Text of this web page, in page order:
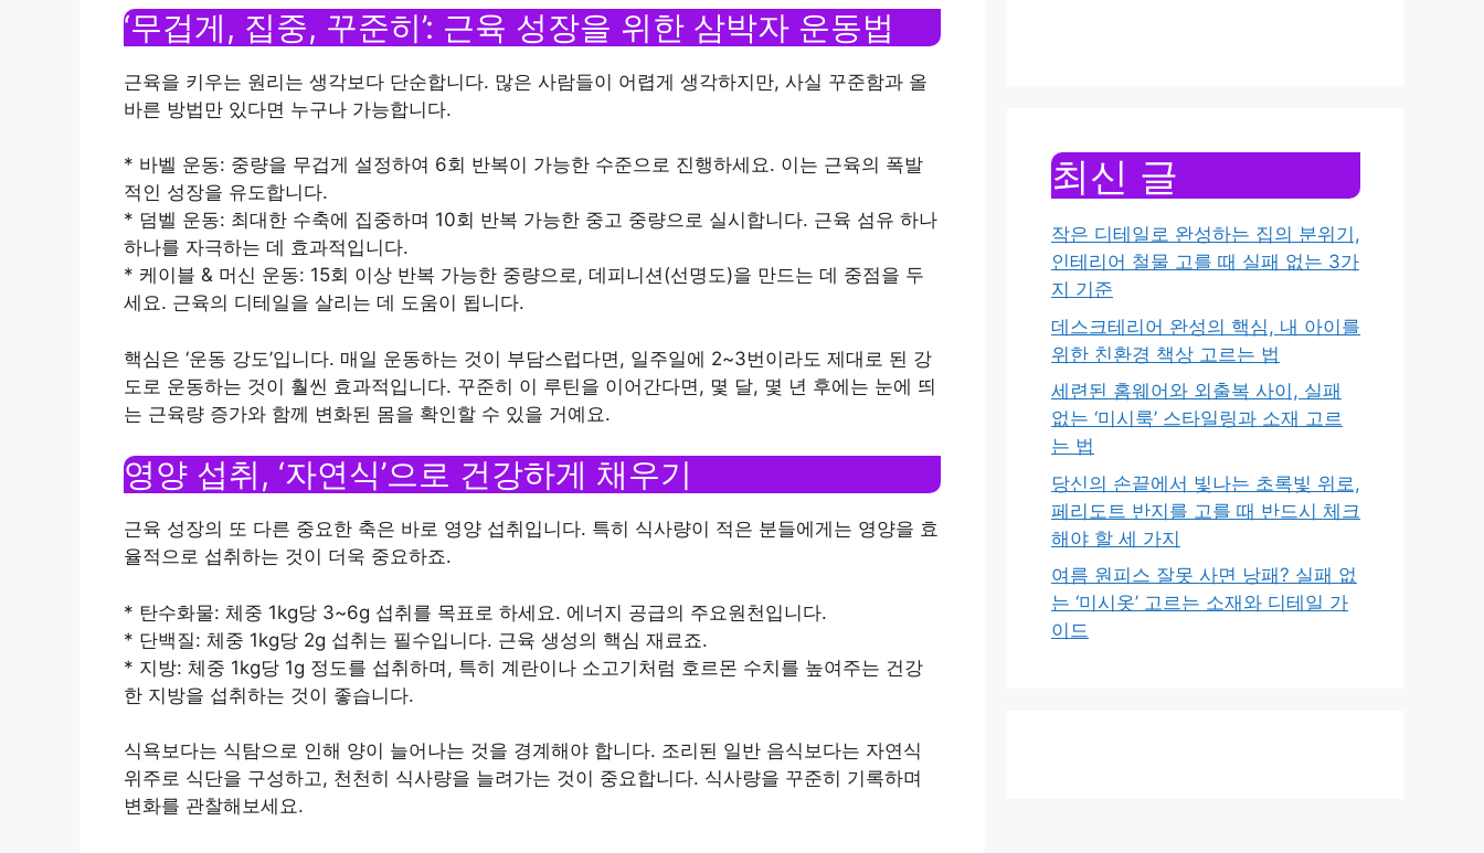
‘무겁게, 집중, 꾸준히’: 근육 성장을 위한 삼박자 운동법
근육을 키우는 원리는 생각보다 단순합니다. 많은 사람들이 어렵게 생각하지만, 사실 꾸준함과 올
바른 방법만 있다면 누구나 가능합니다.
* 바벨 운동: 중량을 무겁게 설정하여 6회 반복이 가능한 수준으로 진행하세요. 이는 근육의 폭발
적인 성장을 유도합니다.
* 덤벨 운동: 최대한 수축에 집중하며 10회 반복 가능한 중고 중량으로 실시합니다. 근육 섬유 하나
하나를 자극하는 데 효과적입니다.
* 케이블 & 머신 운동: 15회 이상 반복 가능한 중량으로, 데피니션(선명도)을 만드는 데 중점을 두
세요. 근육의 디테일을 살리는 데 도움이 됩니다.
핵심은 ‘운동 강도’입니다. 매일 운동하는 것이 부담스럽다면, 일주일에 2~3번이라도 제대로 된 강
도로 운동하는 것이 훨씬 효과적입니다. 꾸준히 이 루틴을 이어간다면, 몇 달, 몇 년 후에는 눈에 띄
는 근육량 증가와 함께 변화된 몸을 확인할 수 있을 거예요.
영양 섭취, ‘자연식’으로 건강하게 채우기
근육 성장의 또 다른 중요한 축은 바로 영양 섭취입니다. 특히 식사량이 적은 분들에게는 영양을 효
율적으로 섭취하는 것이 더욱 중요하죠.
* 탄수화물: 체중 1kg당 3~6g 섭취를 목표로 하세요. 에너지 공급의 주요원천입니다.
* 단백질: 체중 1kg당 2g 섭취는 필수입니다. 근육 생성의 핵심 재료죠.
* 지방: 체중 1kg당 1g 정도를 섭취하며, 특히 계란이나 소고기처럼 호르몬 수치를 높여주는 건강
한 지방을 섭취하는 것이 좋습니다.
식욕보다는 식탐으로 인해 양이 늘어나는 것을 경계해야 합니다. 조리된 일반 음식보다는 자연식
위주로 식단을 구성하고, 천천히 식사량을 늘려가는 것이 중요합니다. 식사량을 꾸준히 기록하며
변화를 관찰해보세요.
최신 글
작은 디테일로 완성하는 집의 분위기,
인테리어 철물 고를 때 실패 없는 3가
지 기준
데스크테리어 완성의 핵심, 내 아이를
위한 친환경 책상 고르는 법
세련된 홈웨어와 외출복 사이, 실패
없는 ‘미시룩’ 스타일링과 소재 고르
는 법
당신의 손끝에서 빛나는 초록빛 위로,
페리도트 반지를 고를 때 반드시 체크
해야 할 세 가지
여름 원피스 잘못 사면 낭패? 실패 없
는 ‘미시옷’ 고르는 소재와 디테일 가
이드